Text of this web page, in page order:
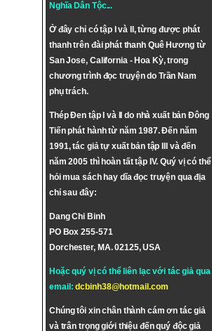
Nghĩa Dân Tộc...
Ở đây chỉ có tập I và II, từng được phát
thanh trên đài phát thanh Quê Hương từ
San Jose, California - Hoa Kỳ, trong
chương trình đọc truyện do Trần Nam
phụ trách.
Thép Đen tập I và II do nhà xuất bản Đông
Tiến phát hành từ năm 1987. Đến năm
1991, tác giả tự xuất bản tập III và đến
năm 2005 thì hoàn tất tập IV. Quý vị có thể
hỏi mua sách hay dĩa đọc truyện qua địa
chỉ sau đây:
Dang Chi Binh
PO Box 255-571
Dorchester, MA. 02125, USA
Hoặc quý vị có thể liên lạc với tác giả qua
email:dcbinh38@hotmail.com
Chúng tôi xin chân thành cám ơn tác giả
và trân trọng giới thiệu đến quý độc giả